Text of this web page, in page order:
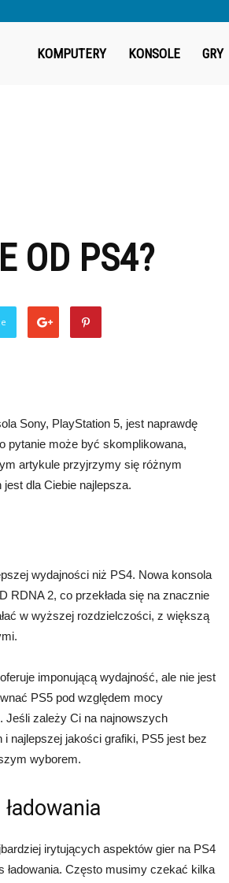
KOMPUTERY KONSOLE GRY
OD PS4?
Sony, PlayStation 5, jest naprawdę
pytanie może być skomplikowana,
artykule przyjrzymy się różnym
dla Ciebie najlepsza.
wydajności niż PS4. Nowa konsola
RDNA 2, co przekłada się na znacznie
w wyższej rozdzielczości, z większą
imponującą wydajność, ale nie jest
PS5 pod względem mocy
Jeśli zależy Ci na najnowszych
i najlepszej jakości grafiki, PS5 jest bez
wyborem.
irytujących aspektów gier na PS4
ładowania. Często musimy czekać kilka